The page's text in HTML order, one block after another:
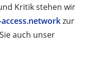
Kritik stehen wir
zur
auch unser